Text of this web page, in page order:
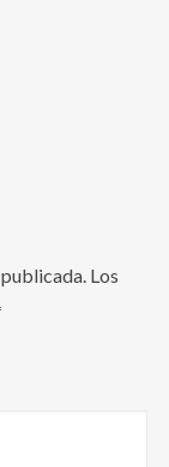
Los